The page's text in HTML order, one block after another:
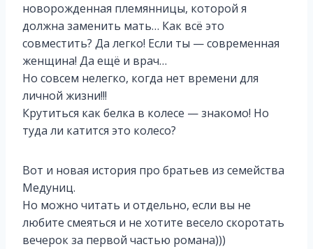
новорожденная племянницы, которой я
должна заменить мать… Как всё это
совместить? Да легко! Если ты — современная
женщина! Да ещё и врач…
Но совсем нелегко, когда нет времени для
личной жизни!!!
Крутиться как белка в колесе — знакомо! Но
туда ли катится это колесо?
Вот и новая история про братьев из семейства
Медуниц.
Но можно читать и отдельно, если вы не
любите смеяться и не хотите весело скоротать
вечерок за первой частью романа)))